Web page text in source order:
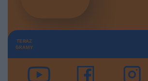
TERAZ
GRAMY